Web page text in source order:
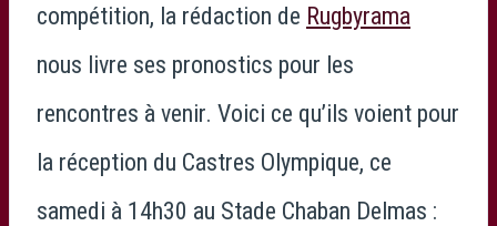
compétition, la rédaction de Rugbyrama
nous livre ses pronostics pour les
rencontres à venir. Voici ce qu’ils voient pour
la réception du Castres Olympique, ce
samedi à 14h30 au Stade Chaban Delmas :